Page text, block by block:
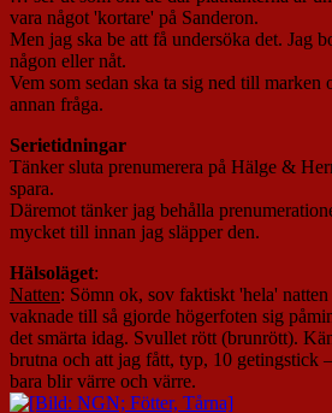
vara något 'kortare' på Sanderon.
Men jag ska be att få undersöka det. Jag
någon eller nåt.
Vem som sedan ska ta sig ned till marken
annan fråga.
Serietidningar
Tänker sluta prenumerera på Hälge &
spara.
Däremot tänker jag behålla
mycket till innan jag släpper den.
Hälsoläget:
Natten: Sömn ok, sov faktiskt 'hela'
vaknade till så gjorde högerfoten sig
det smärta idag. Svullet rött (brunrött).
brutna och att jag fått, typ, 10 getingstick
bara blir värre och värre.